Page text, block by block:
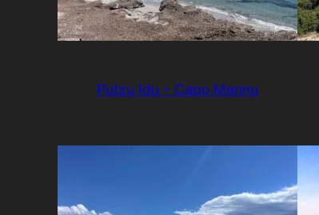
Putzu Idu – Capo Mannu